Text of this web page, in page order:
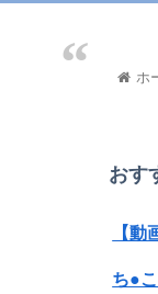
ホ
おす
【
ち●